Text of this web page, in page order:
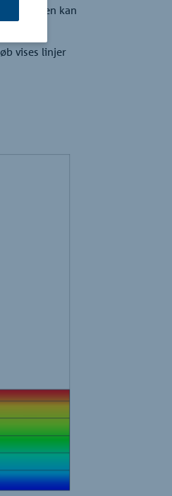
kan
vises linjer